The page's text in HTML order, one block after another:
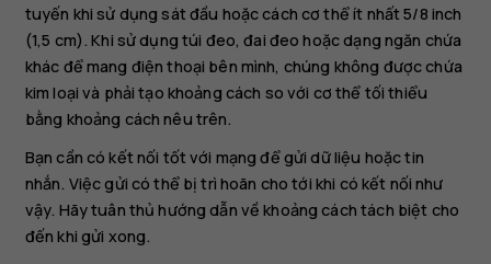
tuyến khi sử dụng sát đầu hoặc cách cơ thể ít nhất 5/8 inch
(1,5 cm). Khi sử dụng túi đeo, đai đeo hoặc dạng ngăn chứa
khác để mang điện thoại bên mình, chúng không được chứa
kim loại và phải tạo khoảng cách so với cơ thể tối thiểu
bằng khoảng cách nêu trên.
Bạn cần có kết nối tốt với mạng để gửi dữ liệu hoặc tin
nhắn. Việc gửi có thể bị trì hoãn cho tới khi có kết nối như
vậy. Hãy tuân thủ hướng dẫn về khoảng cách tách biệt cho
đến khi gửi xong.